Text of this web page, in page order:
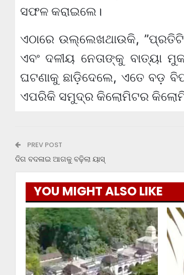
ସଫଳ କରାଇଲେ।
ଏଠାରେ ଉଲ୍ଲେଖଥାଉକି,
ଏବଂ ଦଳୀୟ ନେତାଙ୍କୁ ବାତ୍ୟା
ଘଟଣାକୁ ଛାଡ଼ିଦେଲେ, ଏତେ ବଡ଼
ଏପରିକି ସମୁଦ୍ର କିଲୋମିଟର
PREV POST
ଦିଗ ବଦଳାଇ ଆଗକୁ ବଢ଼ିଲା ୟାସ୍
YOU MIGHT ALSO LIKE